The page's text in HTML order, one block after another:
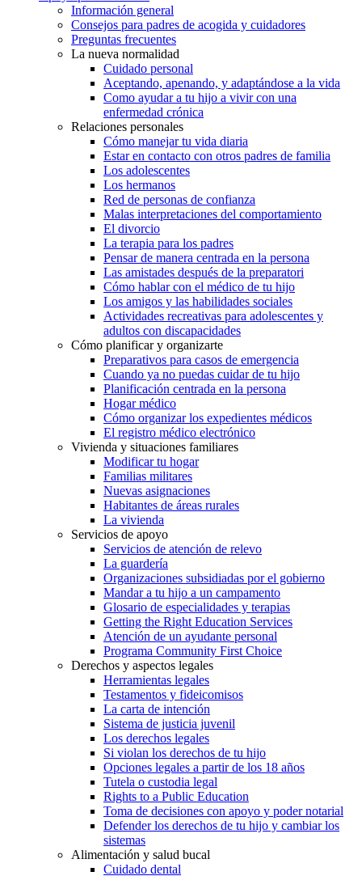
Información general
Consejos para padres de acogida y cuidadores
Preguntas frecuentes
La nueva normalidad
Cuidado personal
Aceptando, apenando, y adaptándose a la vida
Como ayudar a tu hijo a vivir con una
enfermedad crónica
Relaciones personales
Cómo manejar tu vida diaria
Estar en contacto con otros padres de familia
Los adolescentes
Los hermanos
Red de personas de confianza
Malas interpretaciones del comportamiento
El divorcio
La terapia para los padres
Pensar de manera centrada en la persona
Las amistades después de la preparatori
Cómo hablar con el médico de tu hijo
Los amigos y las habilidades sociales
Actividades recreativas para adolescentes y
adultos con discapacidades
Cómo planificar y organizarte
Preparativos para casos de emergencia
Cuando ya no puedas cuidar de tu hijo
Planificación centrada en la persona
Hogar médico
Cómo organizar los expedientes médicos
El registro médico electrónico
Vivienda y situaciones familiares
Modificar tu hogar
Familias militares
Nuevas asignaciones
Habitantes de áreas rurales
La vivienda
Servicios de apoyo
Servicios de atención de relevo
La guardería
Organizaciones subsidiadas por el gobierno
Mandar a tu hijo a un campamento
Glosario de especialidades y terapias
Getting the Right Education Services
Atención de un ayudante personal
Programa Community First Choice
Derechos y aspectos legales
Herramientas legales
Testamentos y fideicomisos
La carta de intención
Sistema de justicia juvenil
Los derechos legales
Si violan los derechos de tu hijo
Opciones legales a partir de los 18 años
Tutela o custodia legal
Rights to a Public Education
Toma de decisiones con apoyo y poder notarial
Defender los derechos de tu hijo y cambiar los
sistemas
Alimentación y salud bucal
Cuidado dental